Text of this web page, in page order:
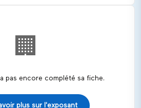
🏢
pas encore complété sa fiche.
plus sur l'exposant